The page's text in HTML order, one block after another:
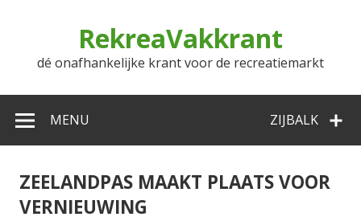
RekreaVakkrant
dé onafhankelijke krant voor de recreatiemarkt
ZIJBALK
MENU
ZEELANDPAS MAAKT PLAATS VOOR
VERNIEUWING